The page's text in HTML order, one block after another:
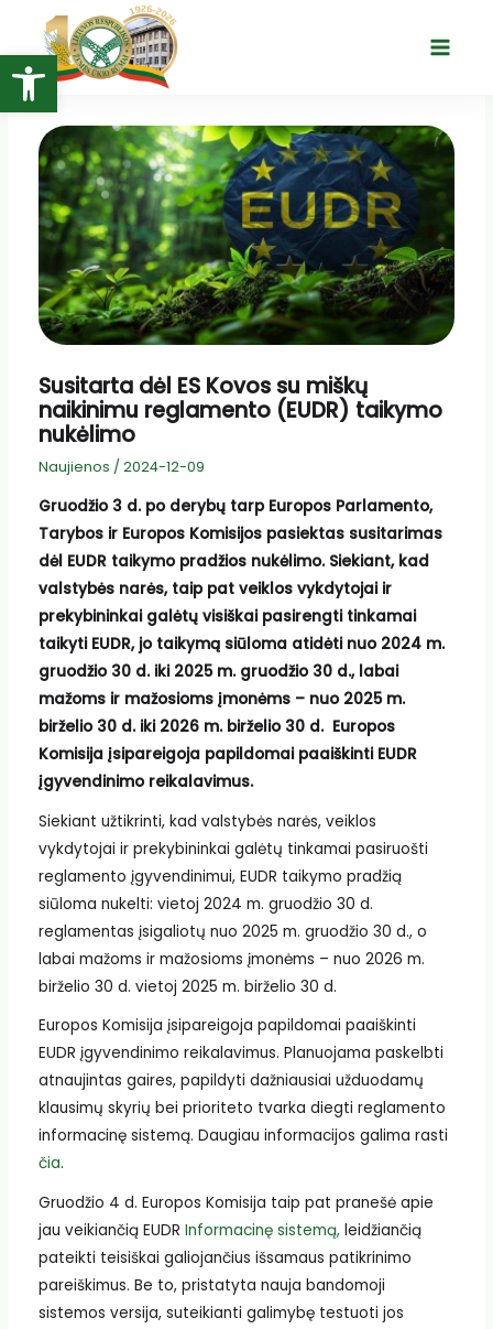
Open toolbar
turinio
Main
Susitarta dėl ES Kovos su miškų
naikinimu reglamento (EUDR) taikymo
nukėlimo
Naujienos / 2024-12-09
Gruodžio 3 d. po derybų tarp Europos Parlamento,
Tarybos ir Europos Komisijos pasiektas susitarimas
dėl EUDR taikymo pradžios nukėlimo. Siekiant, kad
valstybės narės, taip pat veiklos vykdytojai ir
prekybininkai galėtų visiškai pasirengti tinkamai
taikyti EUDR, jo taikymą siūloma atidėti nuo 2024 m.
gruodžio 30 d. iki 2025 m. gruodžio 30 d., labai
mažoms ir mažosioms įmonėms – nuo 2025 m.
birželio 30 d. iki 2026 m. birželio 30 d. Europos
Komisija įsipareigoja papildomai paaiškinti EUDR
įgyvendinimo reikalavimus.
Siekiant užtikrinti, kad valstybės narės, veiklos
vykdytojai ir prekybininkai galėtų tinkamai pasiruošti
reglamento įgyvendinimui, EUDR taikymo pradžią
siūloma nukelti: vietoj 2024 m. gruodžio 30 d.
reglamentas įsigaliotų nuo 2025 m. gruodžio 30 d., o
labai mažoms ir mažosioms įmonėms – nuo 2026 m.
birželio 30 d. vietoj 2025 m. birželio 30 d.
Europos Komisija įsipareigoja papildomai paaiškinti
EUDR įgyvendinimo reikalavimus. Planuojama paskelbti
atnaujintas gaires, papildyti dažniausiai užduodamų
klausimų skyrių bei prioriteto tvarka diegti reglamento
informacinę sistemą. Daugiau informacijos galima rasti
čia.
Gruodžio 4 d. Europos Komisija taip pat pranešė apie
jau veikiančią EUDR Informacinę sistemą,leidžiančią
pateikti teisiškai galiojančius išsamaus patikrinimo
pareiškimus. Be to, pristatyta nauja bandomoji
sistemos versija, suteikianti galimybę testuoti jos